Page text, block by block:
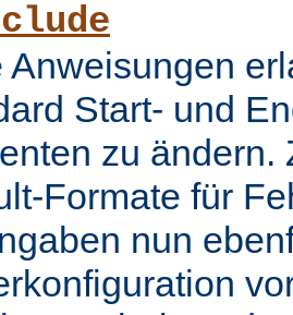
Anweisungen
Start- und
zu ändern.
Formate für
nun